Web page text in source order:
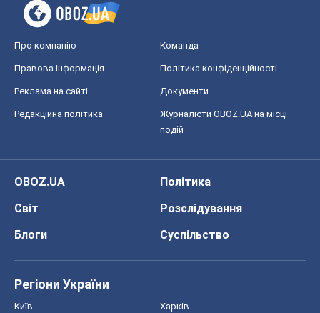
Про компанію Команда
Правова інформація Політика конфіденційності
Реклама на сайті Документи
Редакційна політика
Журналісти OBOZ.UA на місці
подій
OBOZ.UA
Політика
Світ
Розслідування
Блоги
Суспільство
Регіони України
Київ Харків